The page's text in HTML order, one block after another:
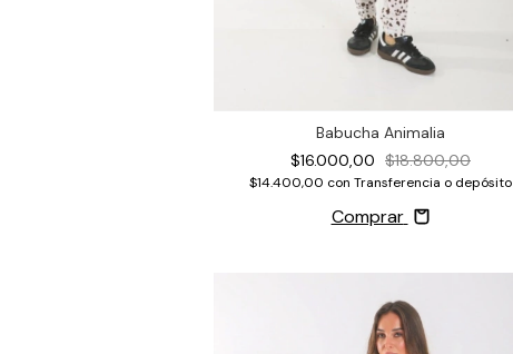
Babucha Animalia
$16.000,00 $18.800,00
$14.400,00 con Transferencia o depósito
Comprar